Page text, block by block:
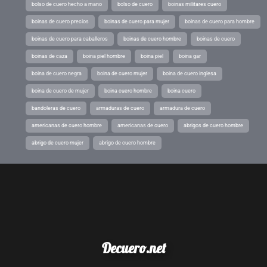
bolso de cuero hecho a mano bolso de cuero boinas militares cuero
boinas de cuero precios boinas de cuero para mujer boinas de cuero para hombre
boinas de cuero para caballeros boinas de cuero hombre boinas de cuero
boinas de caza boina piel hombre boina piel boina gar
boina de cuero negra boina de cuero mujer boina de cuero inglesa
boina de cuero de mujer boina cuero hombre boina cuero
bandoleras de cuero armaduras de cuero armadura de cuero
americanas de cuero hombre americanas de cuero abrigos de cuero hombre
abrigo de cuero mujer abrigo de cuero hombre
Decuero.net